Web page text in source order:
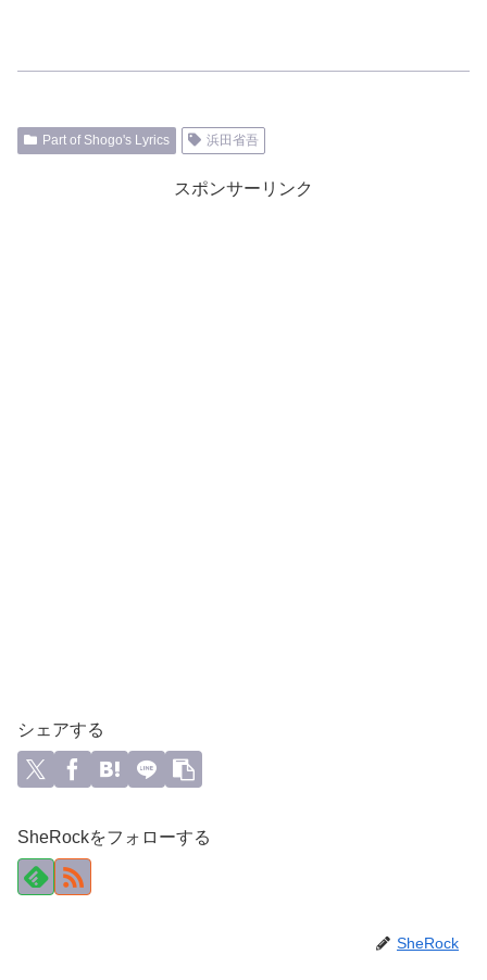
Part of Shogo's Lyrics 浜田省吾
スポンサーリンク
シェアする
SheRockをフォローする
SheRock